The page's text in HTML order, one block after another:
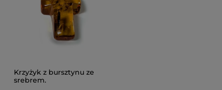
Krzyżyk z bursztynu ze
srebrem.